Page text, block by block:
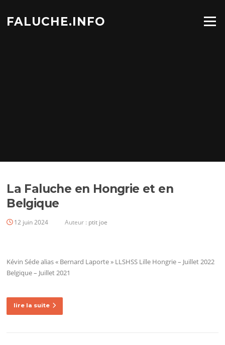
contenu
FALUCHE.INFO Menu
La Faluche en Hongrie et en
Belgique
12 juin 2024 Auteur : ptit joe
Kévin Séde alias « Bernard Laporte » LLSHSS Lille Hongrie – Juillet 2022
Belgique – Juillet 2021
lire la suite